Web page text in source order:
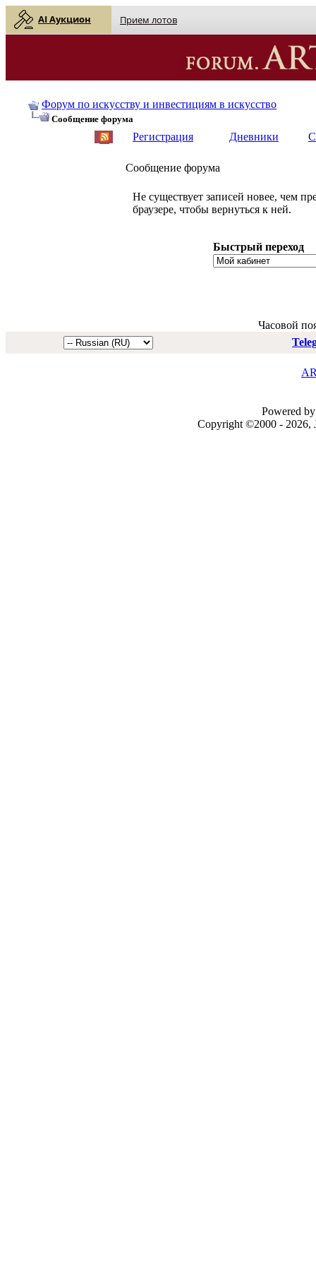
AI Аукцион Прием лотов
Форум по искусству и инвестициям в искусство
Сообщение форума
Регистрация Дневники
Сообщение форума
Не существует записей новее, чем
браузере, чтобы вернуться к ней.
Быстрый переход
Часовой
Powered
Copyright ©2000 - 2026,